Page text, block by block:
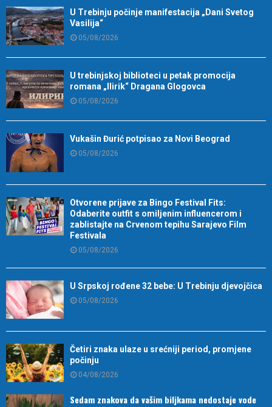
U Trebinju počinje manifestacija „Dani Svetog
Vasilija“
05/08/2026
U trebinjskoj biblioteci u petak promocija
romana „Ilirik“ Dragana Glogovca
05/08/2026
Vukašin Đurić potpisao za Novi Beograd
05/08/2026
Otvorene prijave za Bingo Festival Fits:
Odaberite outfit s omiljenim influencerom i
zablistajte na Crvenom tepihu Sarajevo Film
Festivala
05/08/2026
U Srpskoj rođene 32 bebe: U Trebinju djevojčica
05/08/2026
Četiri znaka ulaze u srećniji period, promjene
počinju
04/08/2026
Sedam znakova da vašim biljkama nedostaje vode